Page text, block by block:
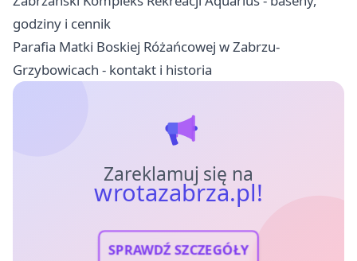
godziny i cennik
Parafia Matki Boskiej Różańcowej w Zabrzu-
Grzybowicach - kontakt i historia
Zareklamuj się na
wrotazabrza.pl!
SPRAWDŹ SZCZEGÓŁY